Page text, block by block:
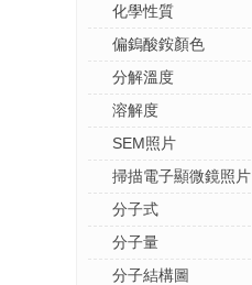
化學性質
偏鎢酸銨顏色
分解溫度
溶解度
SEM照片
掃描電子顯微鏡照片
分子式
分子量
分子結構圖